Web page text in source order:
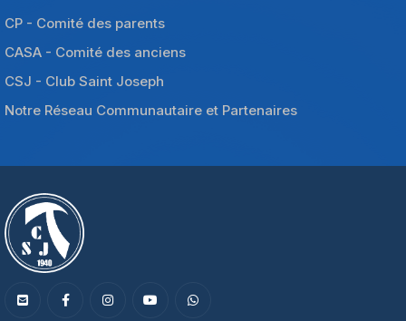
CP - Comité des parents
CASA - Comité des anciens
CSJ - Club Saint Joseph
Notre Réseau Communautaire et Partenaires